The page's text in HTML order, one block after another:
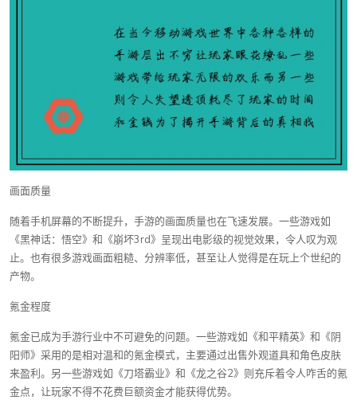
画面质量
随着手机屏幕的不断提升，手游的画面质量也在飞速发展。一些游戏如
《黑神话：悟空》和《崩坏3rd》呈现出电影级的视觉效果，令人叹为观
止。也有很多游戏画面粗糙、分辨率低，甚至让人觉得是在玩上个世纪的
产物。
氪金程度
氪金已成为手游行业中不可避免的问题。一些游戏如《和平精英》和《阴
阳师》采用的是相对温和的氪金模式，主要通过出售外观道具和角色皮肤
来盈利。另一些游戏如《刀塔霸业》和《龙之谷2》则充斥着令人咋舌的氪
金点，让玩家不得不花费巨额资金才能获得优势。